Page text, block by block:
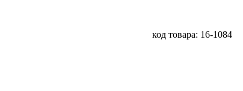
код товара: 16-1084